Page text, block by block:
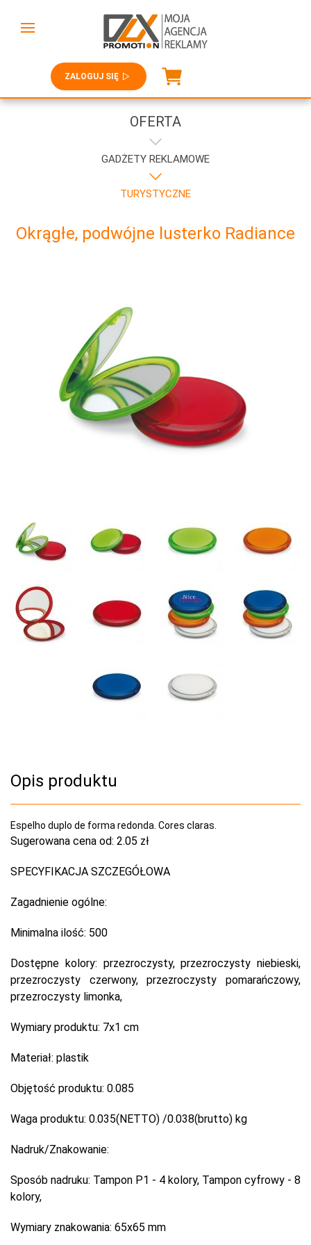
ZALOGUJ SIĘ
OFERTA
GADŻETY REKLAMOWE
TURYSTYCZNE
Okrągłe, podwójne lusterko Radiance
Opis produktu
Espelho duplo de forma redonda. Cores claras.
Sugerowana cena od: 2.05 zł
SPECYFIKACJA SZCZEGÓŁOWA
Zagadnienie ogólne:
Minimalna ilość: 500
Dostępne kolory: przezroczysty, przezroczysty niebieski,
przezroczysty czerwony, przezroczysty pomarańczowy,
przezroczysty limonka,
Wymiary produktu: 7x1 cm
Materiał: plastik
Objętość produktu: 0.085
Waga produktu: 0.035(NETTO) /0.038(brutto) kg
Nadruk/Znakowanie:
Sposób nadruku: Tampon P1 - 4 kolory, Tampon cyfrowy - 8
kolory,
Wymiary znakowania: 65x65 mm